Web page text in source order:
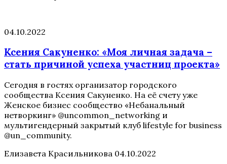
04.10.2022
Ксения Сакуненко: «Моя личная задача –
стать причиной успеха участниц проекта»
Сегодня в гостях организатор городского
сообщества Ксения Сакуненко. На её счету уже
Женское бизнес сообщество «Небанальный
нетворкинг» @uncommon_networking и
мультигендерный закрытый клуб lifestyle for business
@un_community.
Елизавета Красильникова 04.10.2022